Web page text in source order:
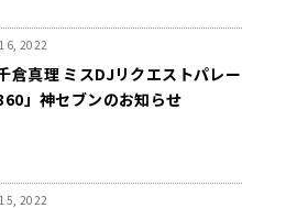
2022
千倉真理 ミスDJリクエストパレー
」神セブンのお知らせ
2022